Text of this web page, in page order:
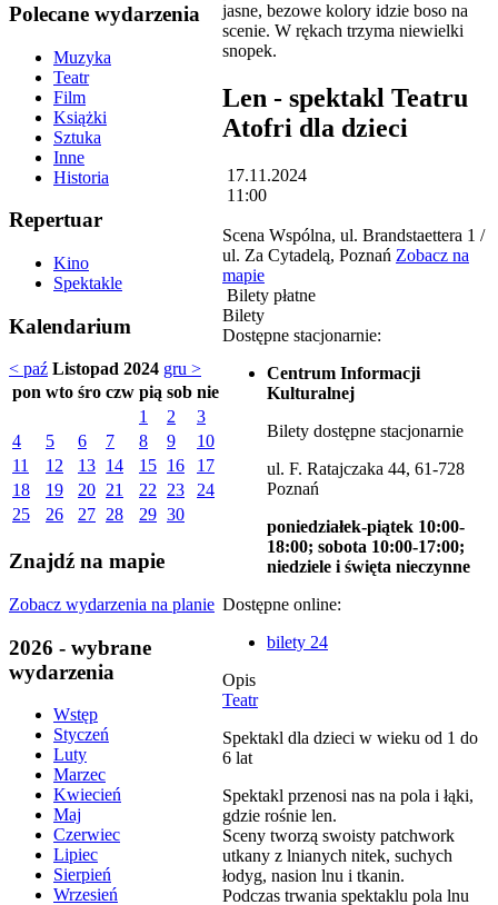
Polecane wydarzenia
Muzyka
Teatr
Film
Książki
Sztuka
Inne
Historia
Repertuar
Kino
Spektakle
Kalendarium
< paź Listopad 2024 gru >
pon wto śro czw pią sob nie
1
2
3
4
5 6 7 8 9
10
11
12 13 14 15 16
17
18
19 20 21 22 23
24
25
26 27 28 29 30
Znajdź na mapie
Zobacz wydarzenia na planie
2026 - wybrane
wydarzenia
Wstęp
Styczeń
Luty
Marzec
Kwiecień
Maj
Czerwiec
Lipiec
Sierpień
Wrzesień
Len - spektakl Teatru
Atofri dla dzieci
17.11.2024
11:00
Scena Wspólna, ul. Brandstaettera 1 /
ul. Za Cytadelą, Poznań Zobacz na
mapie
Bilety płatne
Bilety
Dostępne stacjonarnie:
Centrum Informacji
Kulturalnej
Bilety dostępne stacjonarnie
ul. F. Ratajczaka 44, 61-728
Poznań
poniedziałek-piątek 10:00-
18:00; sobota 10:00-17:00;
niedziele i święta nieczynne
Dostępne online:
bilety 24
Opis
Teatr
Spektakl dla dzieci w wieku od 1 do
6 lat
Spektakl przenosi nas na pola i łąki,
gdzie rośnie len.
Sceny tworzą swoisty patchwork
utkany z lnianych nitek, suchych
łodyg, nasion lnu i tkanin.
Podczas trwania spektaklu pola lnu